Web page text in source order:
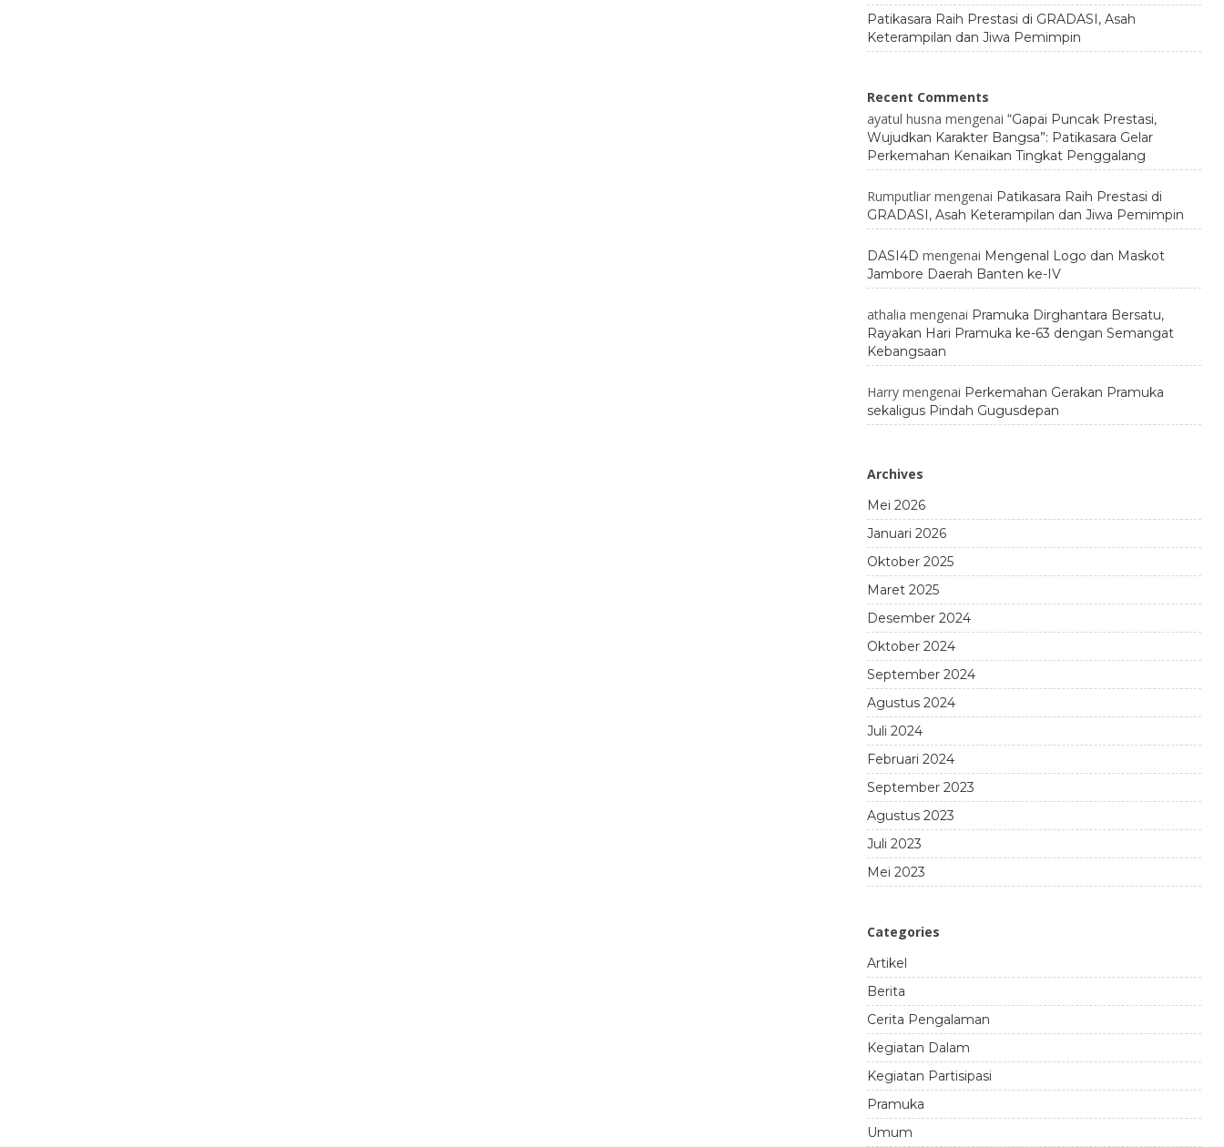
Patikasara Raih Prestasi di GRADASI, Asah
Keterampilan dan Jiwa Pemimpin
Recent Comments
ayatul husna mengenai “Gapai Puncak Prestasi,
Wujudkan Karakter Bangsa”: Patikasara Gelar
Perkemahan Kenaikan Tingkat Penggalang
Rumputliarmengenai Patikasara Raih Prestasi di
GRADASI, Asah Keterampilan dan Jiwa Pemimpin
DASI4D mengenai Mengenal Logo dan Maskot
Jambore Daerah Banten ke-IV
athalia mengenai Pramuka Dirghantara Bersatu,
Rayakan Hari Pramuka ke-63 dengan Semangat
Kebangsaan
Harrymengenai Perkemahan Gerakan Pramuka
sekaligus Pindah Gugusdepan
Archives
Mei 2026
Januari 2026
Oktober 2025
Maret 2025
Desember 2024
Oktober 2024
September 2024
Agustus 2024
Juli 2024
Februari 2024
September 2023
Agustus 2023
Juli 2023
Mei 2023
Categories
Artikel
Berita
Cerita Pengalaman
Kegiatan Dalam
Kegiatan Partisipasi
Pramuka
Umum